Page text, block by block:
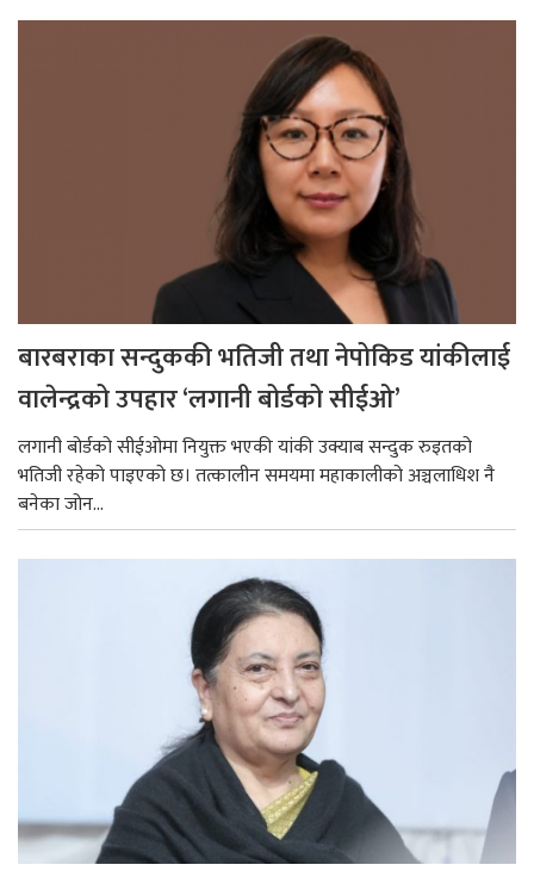
बारबराका सन्दुककी भतिजी तथा नेपोकिड यांकीलाई
वालेन्द्रको उपहार ‘लगानी बोर्डको सीईओ’
लगानी बोर्डको सीईओमा नियुक्त भएकी यांकी उक्याब सन्दुक रुइतको
भतिजी रहेको पाइएको छ। तत्कालीन समयमा महाकालीको अञ्चलाधिश नै
बनेका जोन...